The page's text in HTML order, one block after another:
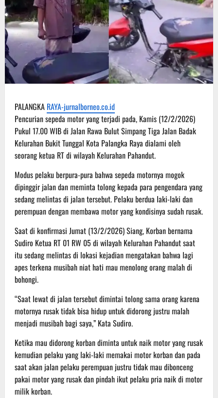
PALANGKA RAYA-jurnalborneo.co.id
Pencurian sepeda motor yang terjadi pada, Kamis (12/2/2026)
Pukul 17.00 WIB di Jalan Rawa Bulut Simpang Tiga Jalan Badak
Kelurahan Bukit Tunggal Kota Palangka Raya dialami oleh
seorang ketua RT di wilayah Kelurahan Pahandut.
Modus pelaku berpura-pura bahwa sepeda motornya mogok
dipinggir jalan dan meminta tolong kepada para pengendara yang
sedang melintas di jalan tersebut. Pelaku berdua laki-laki dan
perempuan dengan membawa motor yang kondisinya sudah rusak.
Saat di konfirmasi Jumat (13/2/2026) Siang, Korban bernama
Sudiro Ketua RT 01 RW 05 di wilayah Kelurahan Pahandut saat
itu sedang melintas di lokasi kejadian mengatakan bahwa lagi
apes terkena musibah niat hati mau menolong orang malah di
bohongi.
“Saat lewat di jalan tersebut dimintai tolong sama orang karena
motornya rusak tidak bisa hidup untuk didorong justru malah
menjadi musibah bagi saya,” Kata Sudiro.
Ketika mau didorong korban diminta untuk naik motor yang rusak
kemudian pelaku yang laki-laki memakai motor korban dan pada
saat akan jalan pelaku perempuan justru tidak mau dibonceng
pakai motor yang rusak dan pindah ikut pelaku pria naik di motor
milik korban.